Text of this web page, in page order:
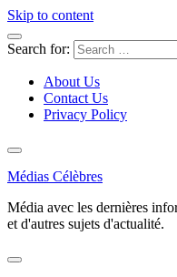
Skip to content
Search for:
About Us
Contact Us
Privacy Policy
Médias Célèbres
Média avec les dernières
et d'autres sujets d'actualité.